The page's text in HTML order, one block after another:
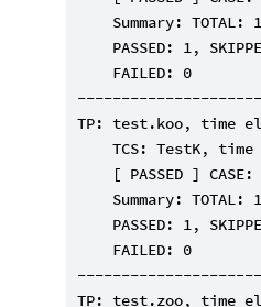
    Summary: TOTAL: 1
PASSED: 1,
    FAILED: 0
TP: test.koo, time
TCS: TestK, time
[ PASSED ] CASE:
    Summary: TOTAL: 1
PASSED: 1,
    FAILED: 0
TP: test.zoo, time